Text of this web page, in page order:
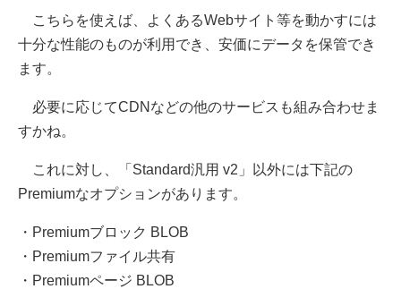
こちらを使えば、よくあるWebサイト等を動かすには
十分な性能のものが利用でき、安価にデータを保管でき
ます。
必要に応じてCDNなどの他のサービスも組み合わせま
すかね。
これに対し、「Standard汎用 v2」以外には下記の
Premiumなオプションがあります。
・Premiumブロック BLOB
・Premiumファイル共有
・Premiumページ BLOB